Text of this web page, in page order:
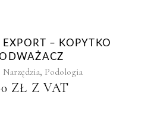
– KOPYTKO
Narzędzia, Podologia
ZŁ Z VAT